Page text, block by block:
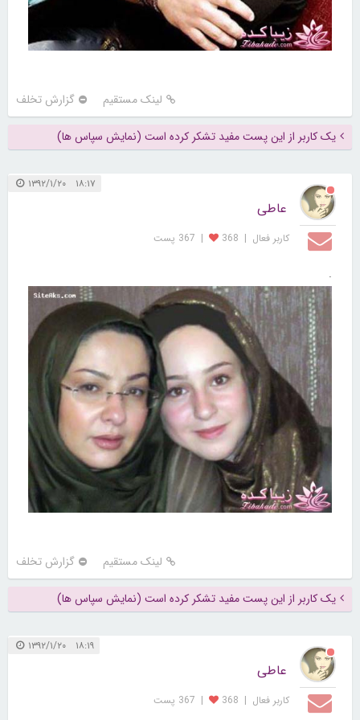
لینک مستقیم گزارش تخلف
یک کاربر از این پست مفید تشکر کرده است (نمایش سپاس ها)
۱۸:۱۷ ۱۳۹۲/۱/۲۰
عاطی
کاربر فعال |
368
| 367 پست
.
لینک مستقیم گزارش تخلف
یک کاربر از این پست مفید تشکر کرده است (نمایش سپاس ها)
۱۸:۱۹ ۱۳۹۲/۱/۲۰
عاطی
کاربر فعال |
368
| 367 پست